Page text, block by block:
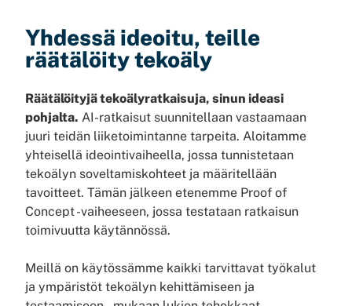
Yhdessä ideoitu, teille
räätälöity tekoäly
Räätälöityjä tekoälyratkaisuja, sinun ideasi
pohjalta. AI-ratkaisut suunnitellaan vastaamaan
juuri teidän liiketoimintanne tarpeita. Aloitamme
yhteisellä ideointivaiheella, jossa tunnistetaan
tekoälyn soveltamiskohteet ja määritellään
tavoitteet. Tämän jälkeen etenemme Proof of
Concept -vaiheeseen, jossa testataan ratkaisun
toimivuutta käytännössä.
Meillä on käytössämme kaikki tarvittavat työkalut
ja ympäristöt tekoälyn kehittämiseen ja